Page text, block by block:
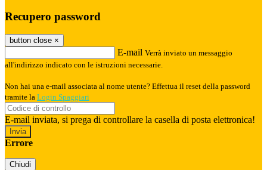
Recupero password
button close ×
E-mail Verrà inviato un messaggio
all'indirizzo indicato con le istruzioni necessarie.
Non hai una e-mail associata al nome utente? Effettua il reset della password
tramite la Login Spaggiari
E-mail inviata, si prega di controllare la casella di posta elettronica!
Errore
Chiudi